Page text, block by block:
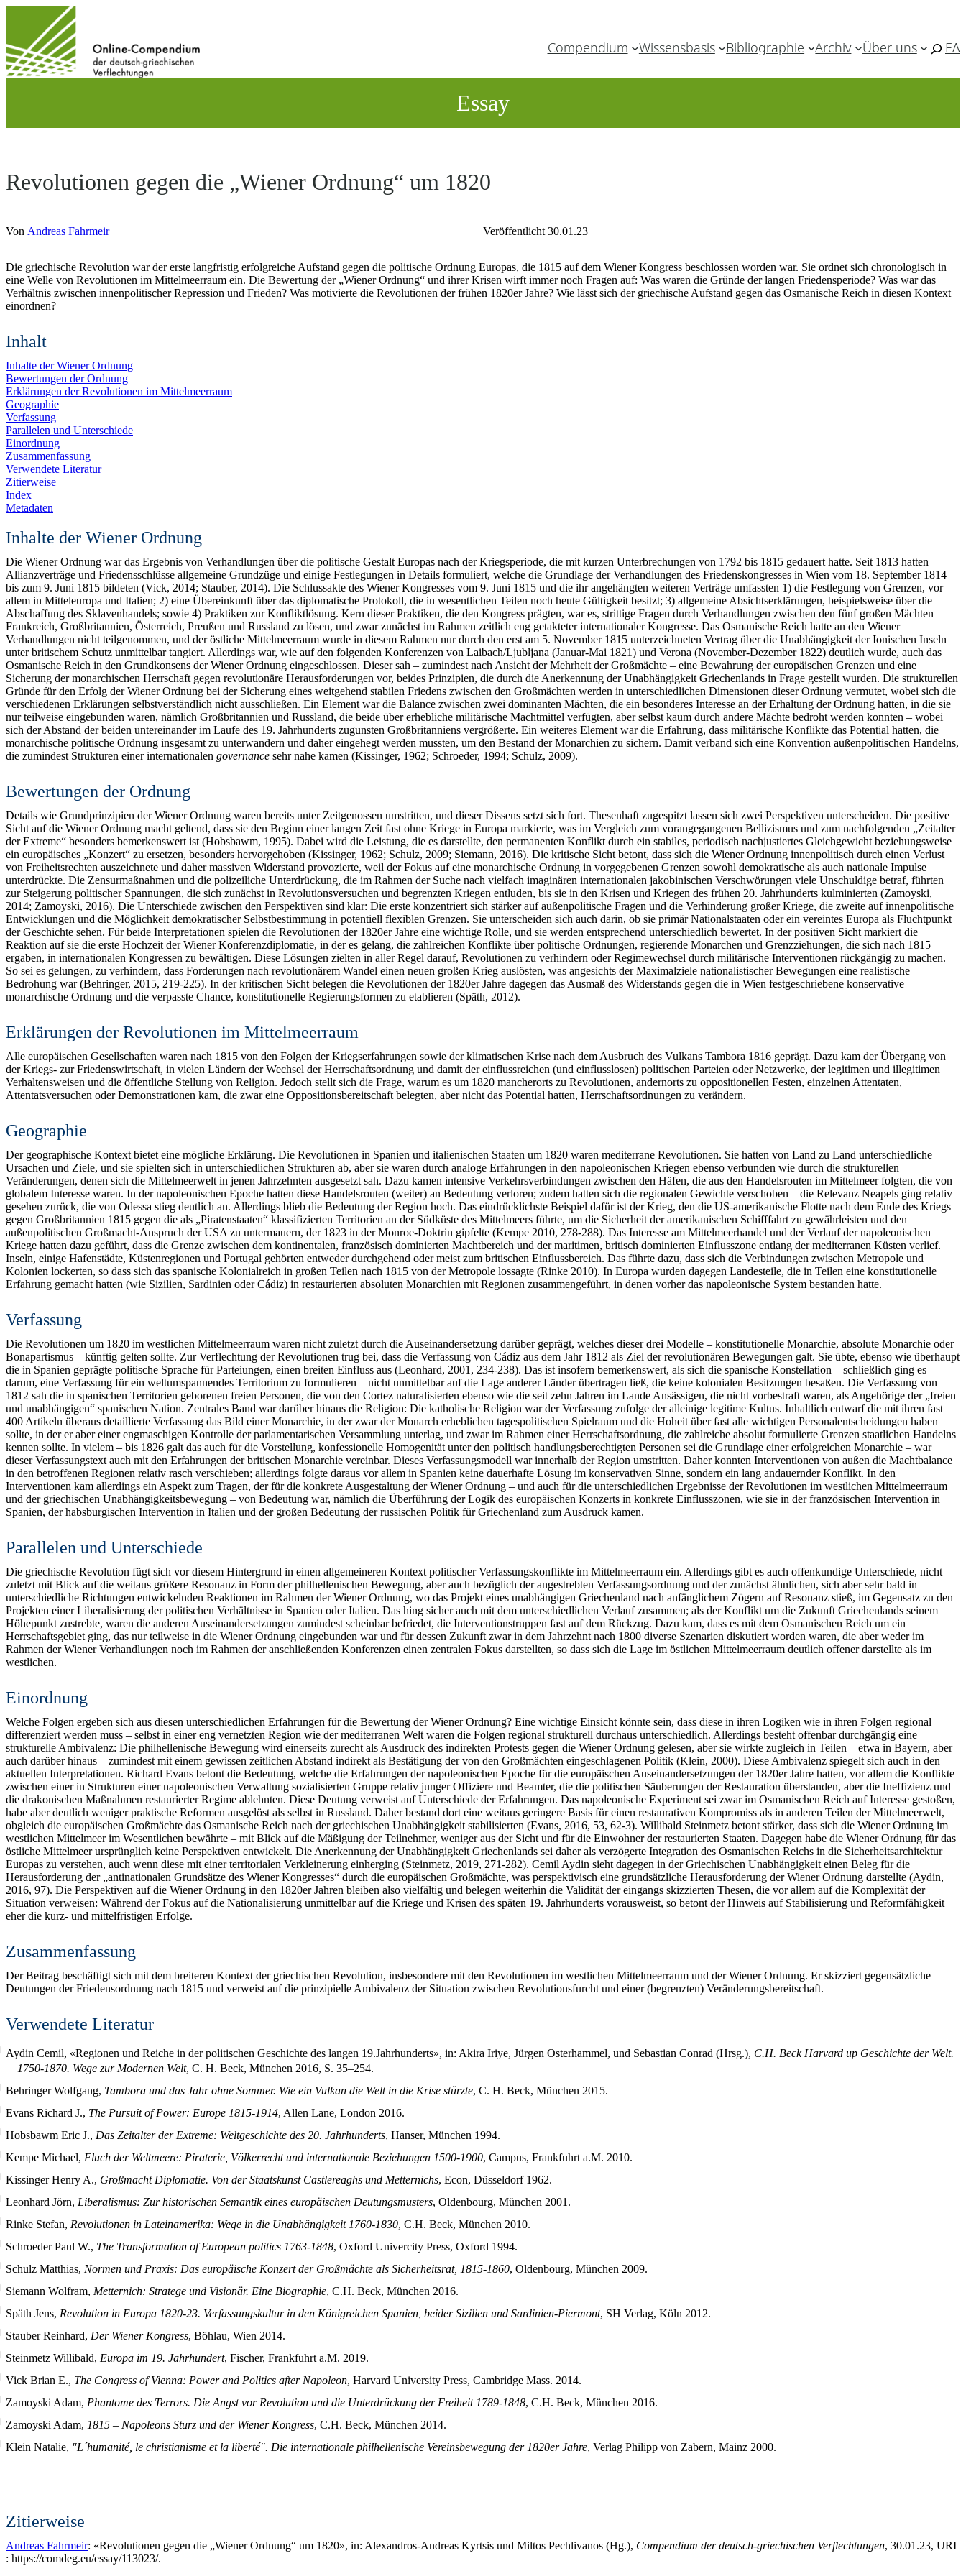
wechseln
Compendium Wissensbasis Bibliographie Archiv Über uns ΕΛ
Essay
Revolutionen gegen die „Wiener Ordnung“ um 1820
Von Andreas Fahrmeir Veröffentlicht 30.01.23
Die griechische Revolution war der erste langfristig erfolgreiche Aufstand gegen die politische Ordnung Europas, die 1815 auf dem Wiener Kongress beschlossen worden war. Sie ordnet sich chronologisch in
eine Welle von Revolutionen im Mittelmeerraum ein. Die Bewertung der „Wiener Ordnung“ und ihrer Krisen wirft immer noch Fragen auf: Was waren die Gründe der langen Friedensperiode? Was war das
Verhältnis zwischen innenpolitischer Repression und Frieden? Was motivierte die Revolutionen der frühen 1820er Jahre? Wie lässt sich der griechische Aufstand gegen das Osmanische Reich in diesen Kontext
einordnen?
Inhalt
Inhalte der Wiener Ordnung
Bewertungen der Ordnung
Erklärungen der Revolutionen im Mittelmeerraum
Geographie
Verfassung
Parallelen und Unterschiede
Einordnung
Zusammenfassung
Verwendete Literatur
Zitierweise
Index
Metadaten
Inhalte der Wiener Ordnung
Die Wiener Ordnung war das Ergebnis von Verhandlungen über die politische Gestalt Europas nach der Kriegsperiode, die mit kurzen Unterbrechungen von 1792 bis 1815 gedauert hatte. Seit 1813 hatten
Allianzverträge und Friedensschlüsse allgemeine Grundzüge und einige Festlegungen in Details formuliert, welche die Grundlage der Verhandlungen des Friedenskongresses in Wien vom 18. September 1814
bis zum 9. Juni 1815 bildeten (Vick, 2014; Stauber, 2014). Die Schlussakte des Wiener Kongresses vom 9. Juni 1815 und die ihr angehängten weiteren Verträge umfassten 1) die Festlegung von Grenzen, vor
allem in Mitteleuropa und Italien; 2) eine Übereinkunft über das diplomatische Protokoll, die in wesentlichen Teilen noch heute Gültigkeit besitzt; 3) allgemeine Absichtserklärungen, beispielsweise über die
Abschaffung des Sklavenhandels; sowie 4) Praktiken zur Konfliktlösung. Kern dieser Praktiken, die den Kongress prägten, war es, strittige Fragen durch Verhandlungen zwischen den fünf großen Mächten
Frankreich, Großbritannien, Österreich, Preußen und Russland zu lösen, und zwar zunächst im Rahmen zeitlich eng getakteter internationaler Kongresse. Das Osmanische Reich hatte an den Wiener
Verhandlungen nicht teilgenommen, und der östliche Mittelmeerraum wurde in diesem Rahmen nur durch den erst am 5. November 1815 unterzeichneten Vertrag über die Unabhängigkeit der Ionischen Inseln
unter britischem Schutz unmittelbar tangiert. Allerdings war, wie auf den folgenden Konferenzen von Laibach/Ljubljana (Januar-Mai 1821) und Verona (November-Dezember 1822) deutlich wurde, auch das
Osmanische Reich in den Grundkonsens der Wiener Ordnung eingeschlossen. Dieser sah – zumindest nach Ansicht der Mehrheit der Großmächte – eine Bewahrung der europäischen Grenzen und eine
Sicherung der monarchischen Herrschaft gegen revolutionäre Herausforderungen vor, beides Prinzipien, die durch die Anerkennung der Unabhängigkeit Griechenlands in Frage gestellt wurden. Die strukturellen
Gründe für den Erfolg der Wiener Ordnung bei der Sicherung eines weitgehend stabilen Friedens zwischen den Großmächten werden in unterschiedlichen Dimensionen dieser Ordnung vermutet, wobei sich die
verschiedenen Erklärungen selbstverständlich nicht ausschließen. Ein Element war die Balance zwischen zwei dominanten Mächten, die ein besonderes Interesse an der Erhaltung der Ordnung hatten, in die sie
nur teilweise eingebunden waren, nämlich Großbritannien und Russland, die beide über erhebliche militärische Machtmittel verfügten, aber selbst kaum durch andere Mächte bedroht werden konnten – wobei
sich der Abstand der beiden untereinander im Laufe des 19. Jahrhunderts zugunsten Großbritanniens vergrößerte. Ein weiteres Element war die Erfahrung, dass militärische Konflikte das Potential hatten, die
monarchische politische Ordnung insgesamt zu unterwandern und daher eingehegt werden mussten, um den Bestand der Monarchien zu sichern. Damit verband sich eine Konvention außenpolitischen Handelns,
die zumindest Strukturen einer internationalen governance sehr nahe kamen (Kissinger, 1962; Schroeder, 1994; Schulz, 2009).
Bewertungen der Ordnung
Details wie Grundprinzipien der Wiener Ordnung waren bereits unter Zeitgenossen umstritten, und dieser Dissens setzt sich fort. Thesenhaft zugespitzt lassen sich zwei Perspektiven unterscheiden. Die positive
Sicht auf die Wiener Ordnung macht geltend, dass sie den Beginn einer langen Zeit fast ohne Kriege in Europa markierte, was im Vergleich zum vorangegangenen Bellizismus und zum nachfolgenden „Zeitalter
der Extreme“ besonders bemerkenswert ist (Hobsbawm, 1995). Dabei wird die Leistung, die es darstellte, den permanenten Konflikt durch ein stabiles, periodisch nachjustiertes Gleichgewicht beziehungsweise
ein europäisches „Konzert“ zu ersetzen, besonders hervorgehoben (Kissinger, 1962; Schulz, 2009; Siemann, 2016). Die kritische Sicht betont, dass sich die Wiener Ordnung innenpolitisch durch einen Verlust
von Freiheitsrechten auszeichnete und daher massiven Widerstand provozierte, weil der Fokus auf eine monarchische Ordnung in vorgegebenen Grenzen sowohl demokratische als auch nationale Impulse
unterdrückte. Die Zensurmaßnahmen und die polizeiliche Unterdrückung, die im Rahmen der Suche nach vielfach imaginären internationalen jakobinischen Verschwörungen viele Unschuldige betraf, führten
zur Steigerung politischer Spannungen, die sich zunächst in Revolutionsversuchen und begrenzten Kriegen entluden, bis sie in den Krisen und Kriegen des frühen 20. Jahrhunderts kulminierten (Zamoyski,
2014; Zamoyski, 2016). Die Unterschiede zwischen den Perspektiven sind klar: Die erste konzentriert sich stärker auf außenpolitische Fragen und die Verhinderung großer Kriege, die zweite auf innenpolitische
Entwicklungen und die Möglichkeit demokratischer Selbstbestimmung in potentiell flexiblen Grenzen. Sie unterscheiden sich auch darin, ob sie primär Nationalstaaten oder ein vereintes Europa als Fluchtpunkt
der Geschichte sehen. Für beide Interpretationen spielen die Revolutionen der 1820er Jahre eine wichtige Rolle, und sie werden entsprechend unterschiedlich bewertet. In der positiven Sicht markiert die
Reaktion auf sie die erste Hochzeit der Wiener Konferenzdiplomatie, in der es gelang, die zahlreichen Konflikte über politische Ordnungen, regierende Monarchen und Grenzziehungen, die sich nach 1815
ergaben, in internationalen Kongressen zu bewältigen. Diese Lösungen zielten in aller Regel darauf, Revolutionen zu verhindern oder Regimewechsel durch militärische Interventionen rückgängig zu machen.
So sei es gelungen, zu verhindern, dass Forderungen nach revolutionärem Wandel einen neuen großen Krieg auslösten, was angesichts der Maximalziele nationalistischer Bewegungen eine realistische
Bedrohung war (Behringer, 2015, 219-225). In der kritischen Sicht belegen die Revolutionen der 1820er Jahre dagegen das Ausmaß des Widerstands gegen die in Wien festgeschriebene konservative
monarchische Ordnung und die verpasste Chance, konstitutionelle Regierungsformen zu etablieren (Späth, 2012).
Erklärungen der Revolutionen im Mittelmeerraum
Alle europäischen Gesellschaften waren nach 1815 von den Folgen der Kriegserfahrungen sowie der klimatischen Krise nach dem Ausbruch des Vulkans Tambora 1816 geprägt. Dazu kam der Übergang von
der Kriegs- zur Friedenswirtschaft, in vielen Ländern der Wechsel der Herrschaftsordnung und damit der einflussreichen (und einflusslosen) politischen Parteien oder Netzwerke, der legitimen und illegitimen
Verhaltensweisen und die öffentliche Stellung von Religion. Jedoch stellt sich die Frage, warum es um 1820 mancherorts zu Revolutionen, andernorts zu oppositionellen Festen, einzelnen Attentaten,
Attentatsversuchen oder Demonstrationen kam, die zwar eine Oppositionsbereitschaft belegten, aber nicht das Potential hatten, Herrschaftsordnungen zu verändern.
Geographie
Der geographische Kontext bietet eine mögliche Erklärung. Die Revolutionen in Spanien und italienischen Staaten um 1820 waren mediterrane Revolutionen. Sie hatten von Land zu Land unterschiedliche
Ursachen und Ziele, und sie spielten sich in unterschiedlichen Strukturen ab, aber sie waren durch analoge Erfahrungen in den napoleonischen Kriegen ebenso verbunden wie durch die strukturellen
Veränderungen, denen sich die Mittelmeerwelt in jenen Jahrzehnten ausgesetzt sah. Dazu kamen intensive Verkehrsverbindungen zwischen den Häfen, die aus den Handelsrouten im Mittelmeer folgten, die von
globalem Interesse waren. In der napoleonischen Epoche hatten diese Handelsrouten (weiter) an Bedeutung verloren; zudem hatten sich die regionalen Gewichte verschoben – die Relevanz Neapels ging relativ
gesehen zurück, die von Odessa stieg deutlich an. Allerdings blieb die Bedeutung der Region hoch. Das eindrücklichste Beispiel dafür ist der Krieg, den die US-amerikanische Flotte nach dem Ende des Kriegs
gegen Großbritannien 1815 gegen die als „Piratenstaaten“ klassifizierten Territorien an der Südküste des Mittelmeers führte, um die Sicherheit der amerikanischen Schifffahrt zu gewährleisten und den
außenpolitischen Großmacht-Anspruch der USA zu untermauern, der 1823 in der Monroe-Doktrin gipfelte (Kempe 2010, 278-288). Das Interesse am Mittelmeerhandel und der Verlauf der napoleonischen
Kriege hatten dazu geführt, dass die Grenze zwischen dem kontinentalen, französisch dominierten Machtbereich und der maritimen, britisch dominierten Einflusszone entlang der mediterranen Küsten verlief.
Inseln, einige Hafenstädte, Küstenregionen und Portugal gehörten entweder durchgehend oder meist zum britischen Einflussbereich. Das führte dazu, dass sich die Verbindungen zwischen Metropole und
Kolonien lockerten, so dass sich das spanische Kolonialreich in großen Teilen nach 1815 von der Metropole lossagte (Rinke 2010). In Europa wurden dagegen Landesteile, die in Teilen eine konstitutionelle
Erfahrung gemacht hatten (wie Sizilien, Sardinien oder Cádiz) in restaurierten absoluten Monarchien mit Regionen zusammengeführt, in denen vorher das napoleonische System bestanden hatte.
Verfassung
Die Revolutionen um 1820 im westlichen Mittelmeerraum waren nicht zuletzt durch die Auseinandersetzung darüber geprägt, welches dieser drei Modelle – konstitutionelle Monarchie, absolute Monarchie oder
Bonapartismus – künftig gelten sollte. Zur Verflechtung der Revolutionen trug bei, dass die Verfassung von Cádiz aus dem Jahr 1812 als Ziel der revolutionären Bewegungen galt. Sie übte, ebenso wie überhaupt
die in Spanien geprägte politische Sprache für Parteiungen, einen breiten Einfluss aus (Leonhard, 2001, 234-238). Das ist insofern bemerkenswert, als sich die spanische Konstellation – schließlich ging es
darum, eine Verfassung für ein weltumspannendes Territorium zu formulieren – nicht unmittelbar auf die Lage anderer Länder übertragen ließ, die keine kolonialen Besitzungen besaßen. Die Verfassung von
1812 sah die in spanischen Territorien geborenen freien Personen, die von den Cortez naturalisierten ebenso wie die seit zehn Jahren im Lande Ansässigen, die nicht vorbestraft waren, als Angehörige der „freien
und unabhängigen“ spanischen Nation. Zentrales Band war darüber hinaus die Religion: Die katholische Religion war der Verfassung zufolge der alleinige legitime Kultus. Inhaltlich entwarf die mit ihren fast
400 Artikeln überaus detaillierte Verfassung das Bild einer Monarchie, in der zwar der Monarch erheblichen tagespolitischen Spielraum und die Hoheit über fast alle wichtigen Personalentscheidungen haben
sollte, in der er aber einer engmaschigen Kontrolle der parlamentarischen Versammlung unterlag, und zwar im Rahmen einer Herrschaftsordnung, die zahlreiche absolut formulierte Grenzen staatlichen Handelns
kennen sollte. In vielem – bis 1826 galt das auch für die Vorstellung, konfessionelle Homogenität unter den politisch handlungsberechtigten Personen sei die Grundlage einer erfolgreichen Monarchie – war
dieser Verfassungstext auch mit den Erfahrungen der britischen Monarchie vereinbar. Dieses Verfassungsmodell war innerhalb der Region umstritten. Daher konnten Interventionen von außen die Machtbalance
in den betroffenen Regionen relativ rasch verschieben; allerdings folgte daraus vor allem in Spanien keine dauerhafte Lösung im konservativen Sinne, sondern ein lang andauernder Konflikt. In den
Interventionen kam allerdings ein Aspekt zum Tragen, der für die konkrete Ausgestaltung der Wiener Ordnung – und auch für die unterschiedlichen Ergebnisse der Revolutionen im westlichen Mittelmeerraum
und der griechischen Unabhängigkeitsbewegung – von Bedeutung war, nämlich die Überführung der Logik des europäischen Konzerts in konkrete Einflusszonen, wie sie in der französischen Intervention in
Spanien, der habsburgischen Intervention in Italien und der großen Bedeutung der russischen Politik für Griechenland zum Ausdruck kamen.
Parallelen und Unterschiede
Die griechische Revolution fügt sich vor diesem Hintergrund in einen allgemeineren Kontext politischer Verfassungskonflikte im Mittelmeerraum ein. Allerdings gibt es auch offenkundige Unterschiede, nicht
zuletzt mit Blick auf die weitaus größere Resonanz in Form der philhellenischen Bewegung, aber auch bezüglich der angestrebten Verfassungsordnung und der zunächst ähnlichen, sich aber sehr bald in
unterschiedliche Richtungen entwickelnden Reaktionen im Rahmen der Wiener Ordnung, wo das Projekt eines unabhängigen Griechenland nach anfänglichem Zögern auf Resonanz stieß, im Gegensatz zu den
Projekten einer Liberalisierung der politischen Verhältnisse in Spanien oder Italien. Das hing sicher auch mit dem unterschiedlichen Verlauf zusammen; als der Konflikt um die Zukunft Griechenlands seinem
Höhepunkt zustrebte, waren die anderen Auseinandersetzungen zumindest scheinbar befriedet, die Interventionstruppen fast auf dem Rückzug. Dazu kam, dass es mit dem Osmanischen Reich um ein
Herrschaftsgebiet ging, das nur teilweise in die Wiener Ordnung eingebunden war und für dessen Zukunft zwar in dem Jahrzehnt nach 1800 diverse Szenarien diskutiert worden waren, die aber weder im
Rahmen der Wiener Verhandlungen noch im Rahmen der anschließenden Konferenzen einen zentralen Fokus darstellten, so dass sich die Lage im östlichen Mittelmeerraum deutlich offener darstellte als im
westlichen.
Einordnung
Welche Folgen ergeben sich aus diesen unterschiedlichen Erfahrungen für die Bewertung der Wiener Ordnung? Eine wichtige Einsicht könnte sein, dass diese in ihren Logiken wie in ihren Folgen regional
differenziert werden muss – selbst in einer eng vernetzten Region wie der mediterranen Welt waren die Folgen regional strukturell durchaus unterschiedlich. Allerdings besteht offenbar durchgängig eine
strukturelle Ambivalenz: Die philhellenische Bewegung wird einerseits zurecht als Ausdruck des indirekten Protests gegen die Wiener Ordnung gelesen, aber sie wirkte zugleich in Teilen – etwa in Bayern, aber
auch darüber hinaus – zumindest mit einem gewissen zeitlichen Abstand indirekt als Bestätigung der von den Großmächten eingeschlagenen Politik (Klein, 2000). Diese Ambivalenz spiegelt sich auch in den
aktuellen Interpretationen. Richard Evans betont die Bedeutung, welche die Erfahrungen der napoleonischen Epoche für die europäischen Auseinandersetzungen der 1820er Jahre hatten, vor allem die Konflikte
zwischen einer in Strukturen einer napoleonischen Verwaltung sozialisierten Gruppe relativ junger Offiziere und Beamter, die die politischen Säuberungen der Restauration überstanden, aber die Ineffizienz und
die drakonischen Maßnahmen restaurierter Regime ablehnten. Diese Deutung verweist auf Unterschiede der Erfahrungen. Das napoleonische Experiment sei zwar im Osmanischen Reich auf Interesse gestoßen,
habe aber deutlich weniger praktische Reformen ausgelöst als selbst in Russland. Daher bestand dort eine weitaus geringere Basis für einen restaurativen Kompromiss als in anderen Teilen der Mittelmeerwelt,
obgleich die europäischen Großmächte das Osmanische Reich nach der griechischen Unabhängigkeit stabilisierten (Evans, 2016, 53, 62-3). Willibald Steinmetz betont stärker, dass sich die Wiener Ordnung im
westlichen Mittelmeer im Wesentlichen bewährte – mit Blick auf die Mäßigung der Teilnehmer, weniger aus der Sicht und für die Einwohner der restaurierten Staaten. Dagegen habe die Wiener Ordnung für das
östliche Mittelmeer ursprünglich keine Perspektiven entwickelt. Die Anerkennung der Unabhängigkeit Griechenlands sei daher als verzögerte Integration des Osmanischen Reichs in die Sicherheitsarchitektur
Europas zu verstehen, auch wenn diese mit einer territorialen Verkleinerung einherging (Steinmetz, 2019, 271-282). Cemil Aydin sieht dagegen in der Griechischen Unabhängigkeit einen Beleg für die
Herausforderung der „antinationalen Grundsätze des Wiener Kongresses“ durch die europäischen Großmächte, was perspektivisch eine grundsätzliche Herausforderung der Wiener Ordnung darstellte (Aydin,
2016, 97). Die Perspektiven auf die Wiener Ordnung in den 1820er Jahren bleiben also vielfältig und belegen weiterhin die Validität der eingangs skizzierten Thesen, die vor allem auf die Komplexität der
Situation verweisen: Während der Fokus auf die Nationalisierung unmittelbar auf die Kriege und Krisen des späten 19. Jahrhunderts vorausweist, so betont der Hinweis auf Stabilisierung und Reformfähigkeit
eher die kurz- und mittelfristigen Erfolge.
Zusammenfassung
Der Beitrag beschäftigt sich mit dem breiteren Kontext der griechischen Revolution, insbesondere mit den Revolutionen im westlichen Mittelmeerraum und der Wiener Ordnung. Er skizziert gegensätzliche
Deutungen der Friedensordnung nach 1815 und verweist auf die prinzipielle Ambivalenz der Situation zwischen Revolutionsfurcht und einer (begrenzten) Veränderungsbereitschaft.
Verwendete Literatur
Aydin Cemil, «Regionen und Reiche in der politischen Geschichte des langen 19.Jahrhunderts», in: Akira Iriye, Jürgen Osterhammel, und Sebastian Conrad (Hrsg.), C.H. Beck Harvard up Geschichte der Welt.
1750-1870. Wege zur Modernen Welt, C. H. Beck, München 2016, S. 35–254.
Behringer Wolfgang, Tambora und das Jahr ohne Sommer. Wie ein Vulkan die Welt in die Krise stürzte, C. H. Beck, München 2015.
Evans Richard J., The Pursuit of Power: Europe 1815-1914, Allen Lane, London 2016.
Hobsbawm Eric J., Das Zeitalter der Extreme: Weltgeschichte des 20. Jahrhunderts, Hanser, München 1994.
Kempe Michael, Fluch der Weltmeere: Piraterie, Völkerrecht und internationale Beziehungen 1500-1900, Campus, Frankfuhrt a.M. 2010.
Kissinger Henry A., Großmacht Diplomatie. Von der Staatskunst Castlereaghs und Metternichs, Econ, Düsseldorf 1962.
Leonhard Jörn, Liberalismus: Zur historischen Semantik eines europäischen Deutungsmusters, Oldenbourg, München 2001.
Rinke Stefan, Revolutionen in Lateinamerika: Wege in die Unabhängigkeit 1760-1830, C.H. Beck, München 2010.
Schroeder Paul W., The Transformation of European politics 1763-1848, Oxford Univercity Press, Oxford 1994.
Schulz Matthias, Normen und Praxis: Das europäische Konzert der Großmächte als Sicherheitsrat, 1815-1860, Oldenbourg, München 2009.
Siemann Wolfram, Metternich: Stratege und Visionär. Eine Biographie, C.H. Beck, München 2016.
Späth Jens, Revolution in Europa 1820-23. Verfassungskultur in den Königreichen Spanien, beider Sizilien und Sardinien-Piermont, SH Verlag, Köln 2012.
Stauber Reinhard, Der Wiener Kongress, Böhlau, Wien 2014.
Steinmetz Willibald, Europa im 19. Jahrhundert, Fischer, Frankfuhrt a.M. 2019.
Vick Brian E., The Congress of Vienna: Power and Politics after Napoleon, Harvard University Press, Cambridge Mass. 2014.
Zamoyski Adam, Phantome des Terrors. Die Angst vor Revolution und die Unterdrückung der Freiheit 1789-1848, C.H. Beck, München 2016.
Zamoyski Adam, 1815 – Napoleons Sturz und der Wiener Kongress, C.H. Beck, München 2014.
Klein Natalie, ʺL´humanité, le christianisme et la libertéʺ. Die internationale philhellenische Vereinsbewegung der 1820er Jahre, Verlag Philipp von Zabern, Mainz 2000.
Zitierweise
Andreas Fahrmeir: «Revolutionen gegen die „Wiener Ordnung“ um 1820», in: Alexandros-Andreas Kyrtsis und Miltos Pechlivanos (Hg.), Compendium der deutsch-griechischen Verflechtungen, 30.01.23, URI
: https://comdeg.eu/essay/113023/.